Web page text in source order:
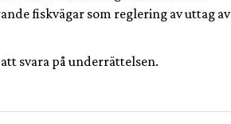
fiskvägar som reglering av uttag av
svara på underrättelsen.